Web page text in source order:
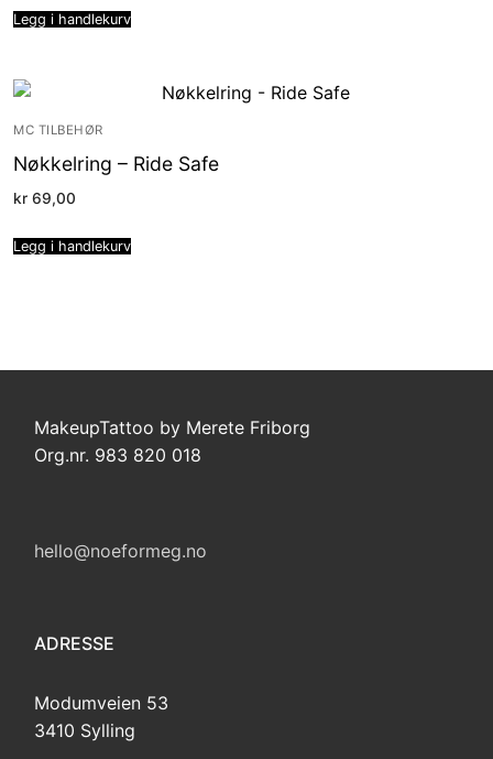
Legg i handlekurv
MC TILBEHØR
Nøkkelring – Ride Safe
kr 69,00
Legg i handlekurv
MakeupTattoo by Merete Friborg
Org.nr. 983 820 018
hello@noeformeg.no
ADRESSE
Modumveien 53
3410 Sylling